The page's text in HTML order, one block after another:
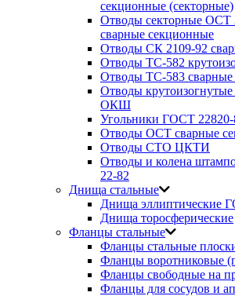
секционные (секторные)
Отводы секторные ОСТ
сварные секционные
Отводы СК 2109-92
Отводы ТС-582
Отводы ТС-583 сварные
Отводы
ОКШ
Угольники ГОСТ
Отводы ОСТ сварные
Отводы СТО ЦКТИ
Отводы и колена
22-82
Днища стальные
Днища эллиптические
Днища торосферические
Фланцы стальные
Фланцы стальные
Фланцы воротниковые
Фланцы свободные на
Фланцы для сосудов и